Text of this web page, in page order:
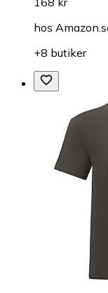
hos
+8 butiker